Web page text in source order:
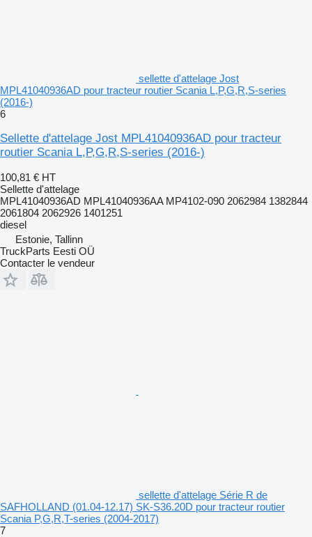
sellette d'attelage Jost
MPL41040936AD pour tracteur routier Scania L,P,G,R,S-series
(2016-)
6
Sellette d'attelage Jost MPL41040936AD pour tracteur
routier Scania L,P,G,R,S-series (2016-)
100,81 € HT
Sellette d'attelage
MPL41040936AD MPL41040936AA MP4102-090 2062984 1382844
2061804 2062926 1401251
diesel
Estonie, Tallinn
TruckParts Eesti OÜ
Contacter le vendeur
sellette d'attelage Série R de
SAFHOLLAND (01.04-12.17) SK-S36.20D pour tracteur routier
Scania P,G,R,T-series (2004-2017)
7